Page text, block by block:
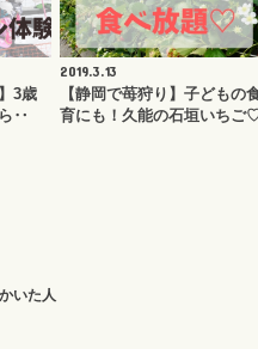
3歳
‥
2019.3.13
【静岡で苺狩り】子どもの
育にも！久能の石垣いちご
いた人